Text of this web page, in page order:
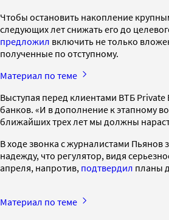
Чтобы остановить накопление
следующих лет снижать его до
предложил включить не только
полученные по отступному.
Материал по теме
Выступая перед клиентами ВТБ Private
банков. «И в дополнение к этапному
ближайших трех лет мы должны
В ходе звонка с журналистами Пьянов
надежду, что регулятор, видя
апреля, напротив, подтвердил планы
Материал по теме